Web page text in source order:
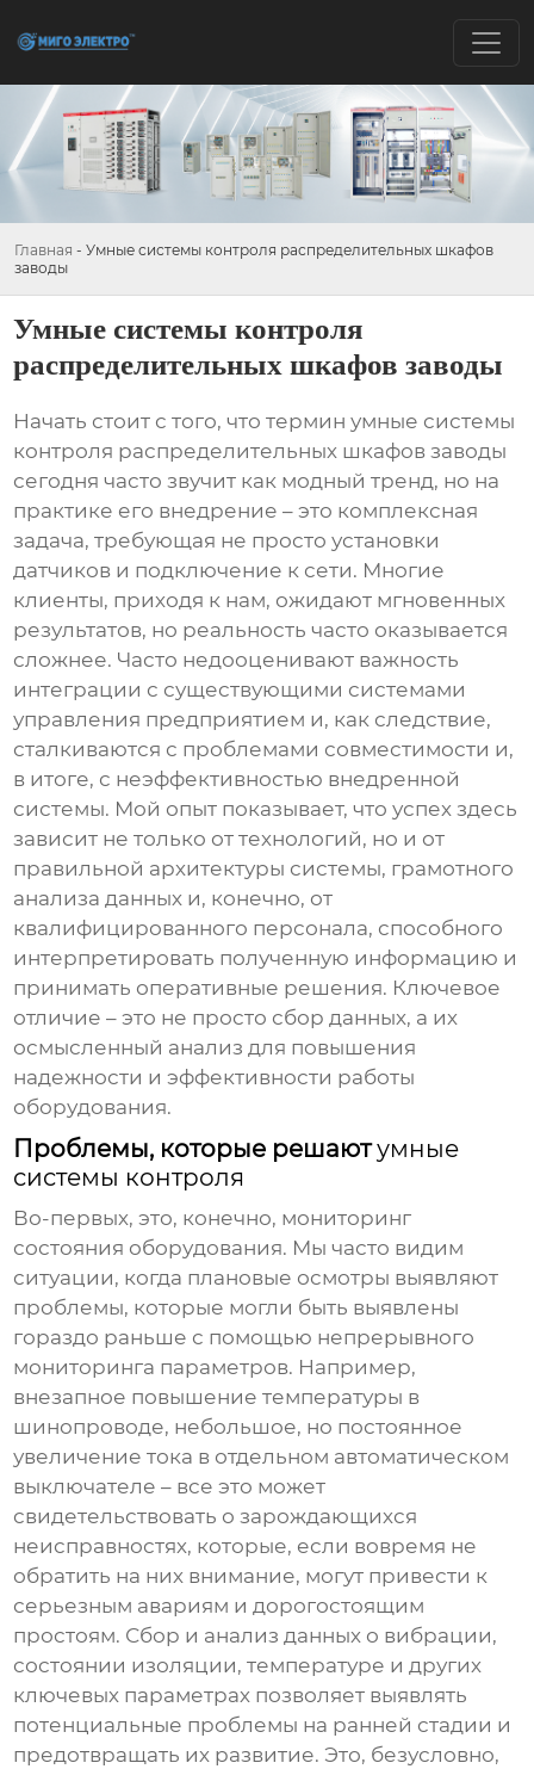
Главная - Умные системы контроля распределительных шкафов
заводы
Умные системы контроля
распределительных шкафов заводы
Начать стоит с того, что терминумные системы
контроля распределительных шкафов заводы
сегодня часто звучит как модный тренд, но на
практике его внедрение – это комплексная
задача, требующая не просто установки
датчиков и подключение к сети. Многие
клиенты, приходя к нам, ожидают мгновенных
результатов, но реальность часто оказывается
сложнее. Часто недооценивают важность
интеграции с существующими системами
управления предприятием и, как следствие,
сталкиваются с проблемами совместимости и,
в итоге, с неэффективностью внедренной
системы. Мой опыт показывает, что успех здесь
зависит не только от технологий, но и от
правильной архитектуры системы, грамотного
анализа данных и, конечно, от
квалифицированного персонала, способного
интерпретировать полученную информацию и
принимать оперативные решения. Ключевое
отличие – это не просто сбор данных, а их
осмысленный анализ для повышения
надежности и эффективности работы
оборудования.
Проблемы, которые решаютумные
системы контроля
Во-первых, это, конечно, мониторинг
состояния оборудования. Мы часто видим
ситуации, когда плановые осмотры выявляют
проблемы, которые могли быть выявлены
гораздо раньше с помощью непрерывного
мониторинга параметров. Например,
внезапное повышение температуры в
шинопроводе, небольшое, но постоянное
увеличение тока в отдельном автоматическом
выключателе – все это может
свидетельствовать о зарождающихся
неисправностях, которые, если вовремя не
обратить на них внимание, могут привести к
серьезным авариям и дорогостоящим
простоям. Сбор и анализ данных о вибрации,
состоянии изоляции, температуре и других
ключевых параметрах позволяет выявлять
потенциальные проблемы на ранней стадии и
предотвращать их развитие. Это, безусловно,